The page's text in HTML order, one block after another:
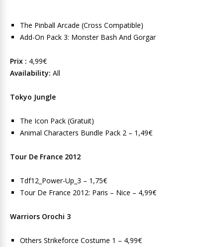
The Pinball Arcade (Cross Compatible)
Add-On Pack 3: Monster Bash And Gorgar
Prix : 4,99€
Availability: All
Tokyo Jungle
The Icon Pack (Gratuit)
Animal Characters Bundle Pack 2 – 1,49€
Tour De France 2012
Tdf12_Power-Up_3 – 1,75€
Tour De France 2012: Paris – Nice – 4,99€
Warriors Orochi 3
Others Strikeforce Costume 1 – 4,99€